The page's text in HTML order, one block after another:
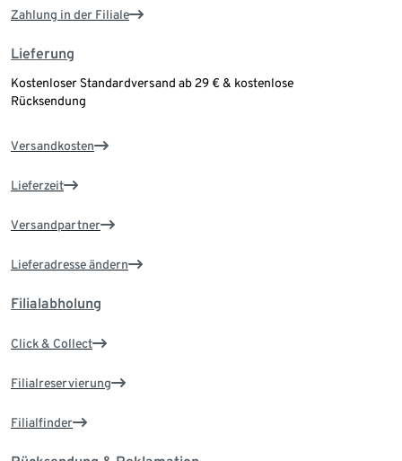
Zahlung in der Filiale
Lieferung
Kostenloser Standardversand ab 29 € & kostenlose
Rücksendung
Versandkosten
Lieferzeit
Versandpartner
Lieferadresse ändern
Filialabholung
Click & Collect
Filialreservierung
Filialfinder